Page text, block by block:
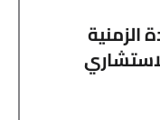
الزمنية